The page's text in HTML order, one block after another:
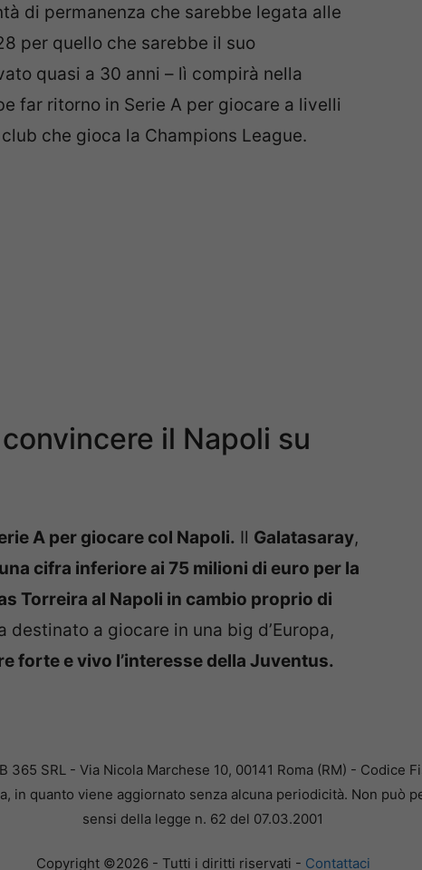
di permanenza che sarebbe legata alle
per quello che sarebbe il suo
quasi a 30 anni – lì compirà nella
far ritorno in Serie A per giocare a livelli
che gioca la Champions League.
il Napoli su
A per giocare col Napoli. Il Galatasaray,
una cifra inferiore ai 75 milioni di euro per la
Torreira al Napoli in cambio proprio di
destinato a giocare in una big d’Europa,
forte e vivo l’interesse della Juventus.
365 SRL - Via Nicola Marchese 10, 00141 Roma (RM) - Codice
in quanto viene aggiornato senza alcuna periodicità. Non può
sensi della legge n. 62 del 07.03.2001
Copyright ©2026 - Tutti i diritti riservati - Contattaci